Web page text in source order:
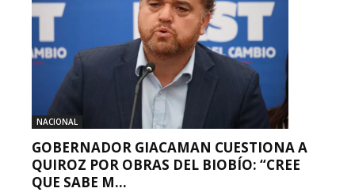
NACIONAL
GOBERNADOR GIACAMAN CUESTIONA A
QUIROZ POR OBRAS DEL BIOBÍO: “CREE
QUE SABE M...